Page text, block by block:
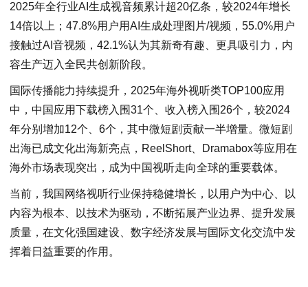
2025年全行业AI生成视音频累计超20亿条，较2024年增长
14倍以上；47.8%用户用AI生成处理图片/视频，55.0%用户
接触过AI音视频，42.1%认为其新奇有趣、更具吸引力，内
容生产迈入全民共创新阶段。
国际传播能力持续提升，2025年海外视听类TOP100应用
中，中国应用下载榜入围31个、收入榜入围26个，较2024
年分别增加12个、6个，其中微短剧贡献一半增量。微短剧
出海已成文化出海新亮点，ReelShort、Dramabox等应用在
海外市场表现突出，成为中国视听走向全球的重要载体。
当前，我国网络视听行业保持稳健增长，以用户为中心、以
内容为根本、以技术为驱动，不断拓展产业边界、提升发展
质量，在文化强国建设、数字经济发展与国际文化交流中发
挥着日益重要的作用。